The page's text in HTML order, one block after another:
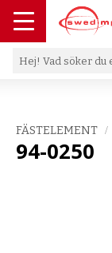
Meny
FÄSTELEMENT
94-0250